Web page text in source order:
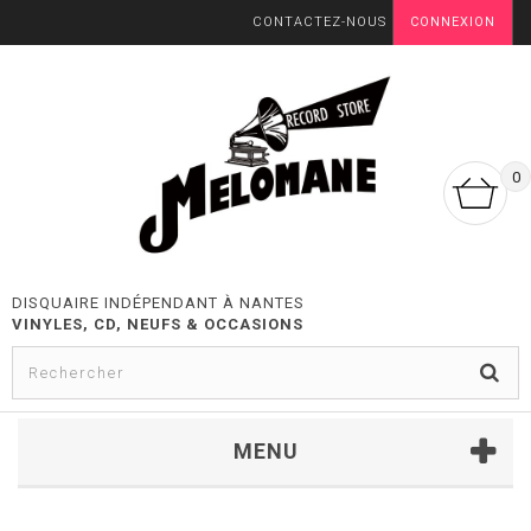
CONNEXION
CONTACTEZ-NOUS
0
DISQUAIRE INDÉPENDANT À NANTES
VINYLES, CD, NEUFS & OCCASIONS
MENU